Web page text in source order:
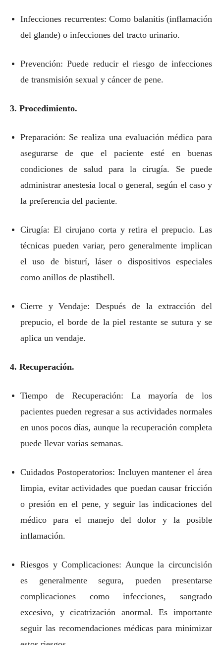
Infecciones recurrentes: Como balanitis (inflamación
del glande) o infecciones del tracto urinario.
Prevención: Puede reducir el riesgo de infecciones
de transmisión sexual y cáncer de pene.
3. Procedimiento.
Preparación: Se realiza una evaluación médica para
asegurarse de que el paciente esté en buenas
condiciones de salud para la cirugía. Se puede
administrar anestesia local o general, según el caso y
la preferencia del paciente.
Cirugía: El cirujano corta y retira el prepucio. Las
técnicas pueden variar, pero generalmente implican
el uso de bisturí, láser o dispositivos especiales
como anillos de plastibell.
Cierre y Vendaje: Después de la extracción del
prepucio, el borde de la piel restante se sutura y se
aplica un vendaje.
4. Recuperación.
Tiempo de Recuperación: La mayoría de los
pacientes pueden regresar a sus actividades normales
en unos pocos días, aunque la recuperación completa
puede llevar varias semanas.
Cuidados Postoperatorios: Incluyen mantener el área
limpia, evitar actividades que puedan causar fricción
o presión en el pene, y seguir las indicaciones del
médico para el manejo del dolor y la posible
inflamación.
Riesgos y Complicaciones: Aunque la circuncisión
es generalmente segura, pueden presentarse
complicaciones como infecciones, sangrado
excesivo, y cicatrización anormal. Es importante
seguir las recomendaciones médicas para minimizar